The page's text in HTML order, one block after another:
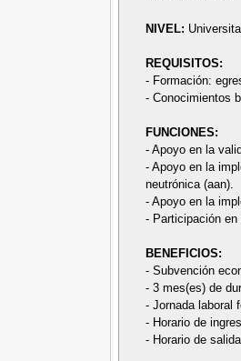
NIVEL:
REQUISITOS:
- Formación:
- Conocimientos
FUNCIONES:
- Apoyo en la
- Apoyo en la
neutrónica (aan).
- Apoyo en la
- Participación en
BENEFICIOS:
- Subvención
- 3 mes(es) de
- Jornada laboral
- Horario de
- Horario de